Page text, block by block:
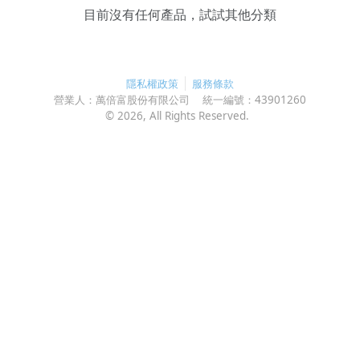
目前沒有任何產品，試試其他分類
隱私權政策
服務條款
營業人： 萬倍富股份有限公司 統一編號： 43901260
© 2026, All Rights Reserved.